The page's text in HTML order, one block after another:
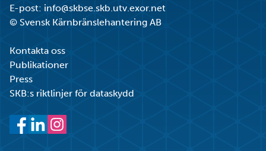
E-post: info@skbse.skb.utv.exor.net
© Svensk Kärnbränslehantering AB
Kontakta oss
Publikationer
Press
SKB:s riktlinjer för dataskydd